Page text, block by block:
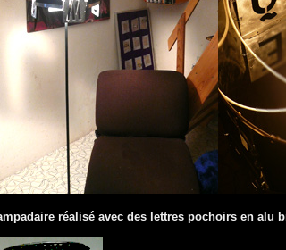
réalisé avec des lettres pochoirs en alu